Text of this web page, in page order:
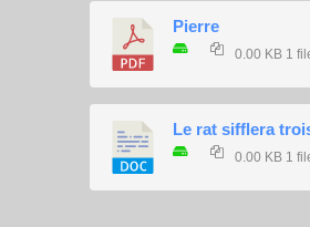
Pierre
0.00 KB 1
Le rat sifflera
0.00 KB 1